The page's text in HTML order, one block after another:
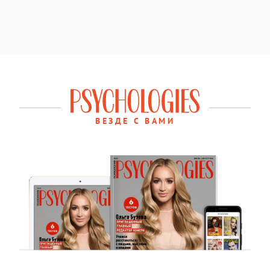
ВЕЗДЕ С ВАМИ